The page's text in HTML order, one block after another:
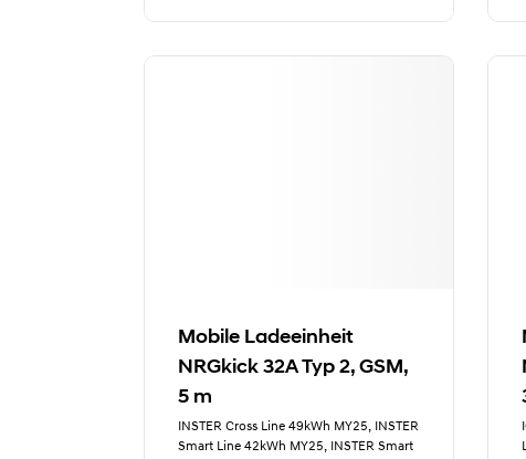
Mobile Ladeeinheit
NRGkick 32A Typ 2, GSM,
5 m
INSTER Cross Line 49kWh MY25, INSTER
Smart Line 42kWh MY25, INSTER Smart